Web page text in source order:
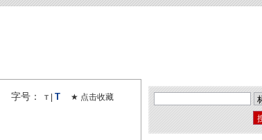
字号： T T ★ 点击收藏